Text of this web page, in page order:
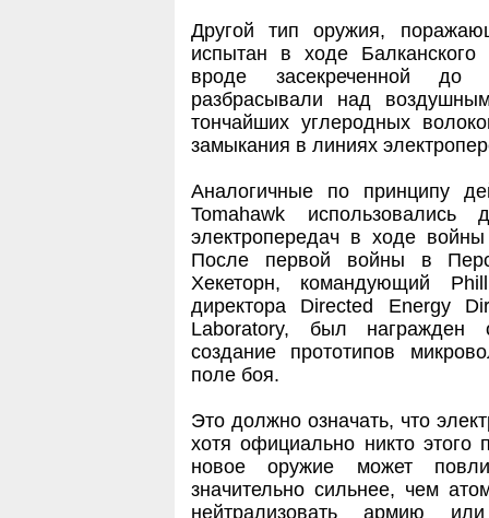
Другой тип оружия,
испытан в ходе
вроде засекреченной до
разбрасывали над
тончайших углеродных
замыкания в линиях
Аналогичные по принципу
Tomahawk использовались
электропередач в ходе
После первой войны в
Хекеторн, командующий
директора Directed Energy
Laboratory, был награжден
создание прототипов
поле боя.
Это должно означать, что
хотя официально никто
новое оружие может
значительно сильнее, чем
нейтрализовать армию